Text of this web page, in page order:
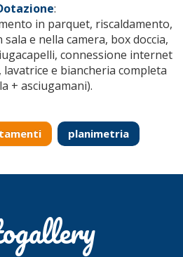
:
in parquet, riscaldamento,
e nella camera, box doccia,
connessione internet
e biancheria completa
+ asciugamani).
planimetria